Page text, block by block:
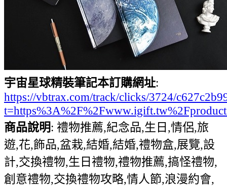
宇宙星球精裝筆記本訂購網址:
https://vbtrax.com/track/clicks/3724/
商品說明: 禮物推薦,紀念品,生日,情侶,旅
遊,花,飾品,盆栽,結婚,結婚,禮物盒,展覽,設
計,交換禮物,生日禮物,禮物推薦,搞怪禮物,
創意禮物,交換禮物攻略,情人節,浪漫約會,